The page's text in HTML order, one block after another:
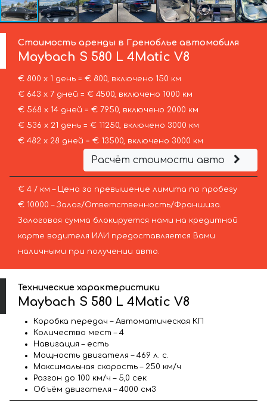
Стоимость аренды в Греноблье автомобиля
Maybach S 580 L 4Matic V8
€ 800 х 1 день = € 800, включено 150 км
€ 643 х 7 дней = € 4500, включено 1000 км
€ 568 х 14 дней = € 7950, включено 2000 км
€ 536 х 21 день = € 11250, включено 3000 км
€ 482 х 28 дней = € 13500, включено 3000 км
Расчёт стоимости авто
€ 4 / км – Цена за превышение лимита по пробегу
€ 10000 – Залог/Ответственность/Франшиза.
Залоговая сумма блокируется нами на кредитной
карте водителя ИЛИ предоставляется Вами
наличными при получении авто.
Технические характеристики
Maybach S 580 L 4Matic V8
Коробка передач – Автоматическая КП
Количество мест – 4
Навигация – есть
Мощность двигателя – 469 л. с.
Максимальная скорость – 250 км/ч
Разгон до 100 км/ч – 5,0 сек
Объём двигателя – 4000 см3